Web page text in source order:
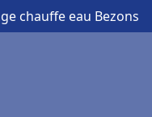
chauffe eau Bezons